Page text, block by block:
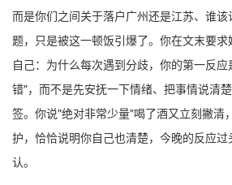
而是你们之间关于落户广州还是江苏、谁
题，只是被这一顿饭引爆了。你在文末要
自己：为什么每次遇到分歧，你的第一反
错"，而不是先安抚一下情绪、把事情说清
签。你说"绝对非常少量"喝了酒又立刻撇清
护，恰恰说明你自己也清楚，今晚的反应
认。